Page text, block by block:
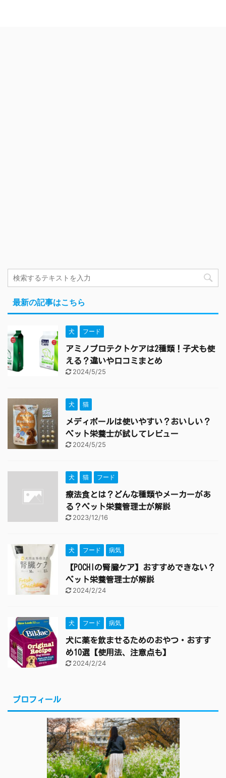
最新の記事はこちら
犬 フード
アミノプロテクトケアは2種類！子犬も使
える？違いや口コミまとめ
2024/5/25
犬 猫
メディボールは使いやすい？おいしい？
ペット栄養士が試してレビュー
2024/5/25
犬 猫 フード
療法食とは？どんな種類やメーカーがあ
る？ペット栄養管理士が解説
2023/12/16
犬 フード 病気
【POCHIの腎臓ケア】おすすめできない？
ペット栄養管理士が解説
2024/2/24
犬 フード 病気
犬に薬を飲ませるためのおやつ・おすす
め10選【使用法、注意点も】
2024/2/24
プロフィール